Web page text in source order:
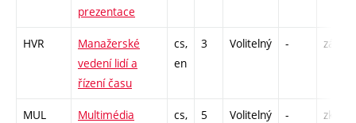
prezentace
HVR
Manažerské
vedení lidí a
řízení času
cs,
en
3 Volitelný - zá
MUL Multimédia
cs,
5 Volitelný - zk